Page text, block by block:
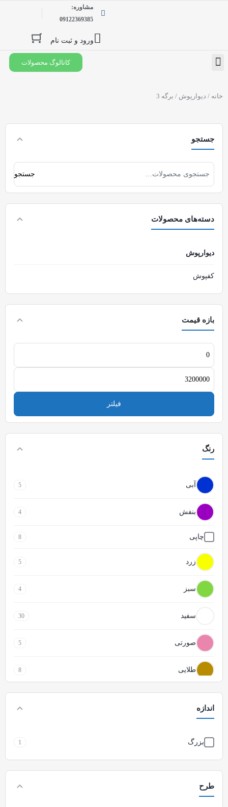
مشاوره:
09122369385
ورود و ثبت نام
کاتالوگ محصولات
خانه / دیوارپوش / برگه 3
جستجو
جستجو
دسته‌های محصولات
دیوارپوش
کفپوش
بازه قیمت
فیلتر
رنگ
آبی 5
بنفش 4
چاپی 8
زرد 5
سبز 4
سفید 30
صورتی 5
طلایی 8
اندازه
بزرگ 1
طرح